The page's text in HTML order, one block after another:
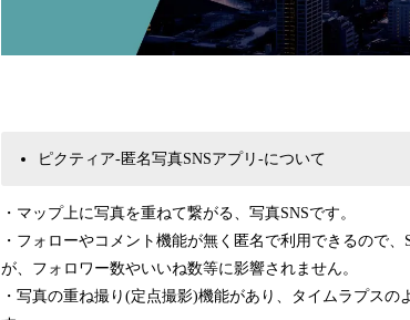
ピクティア‐匿名写真SNSアプリ‐について
・マップ上に写真を重ねて繋がる、写真SNSです。
・フォローやコメント機能が無く匿名で利用できるので
が、フォロワー数やいいね数等に影響されません。
・写真の重ね撮り(定点撮影)機能があり、タイムラプス